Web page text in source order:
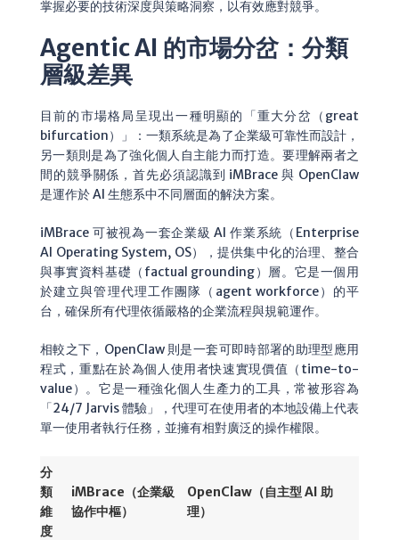
掌握必要的技術深度與策略洞察，以有效應對競爭。
Agentic AI 的市場分岔：分類
層級差異
目前的市場格局呈現出一種明顯的「重大分岔（great
bifurcation）」：一類系統是為了企業級可靠性而設計，
另一類則是為了強化個人自主能力而打造。要理解兩者之
間的競爭關係，首先必須認識到 iMBrace 與 OpenClaw
是運作於 AI 生態系中不同層面的解決方案。
iMBrace 可被視為一套企業級 AI 作業系統（Enterprise
AI Operating System, OS），提供集中化的治理、整合
與事實資料基礎（factual grounding）層。它是一個用
於建立與管理代理工作團隊（agent workforce）的平
台，確保所有代理依循嚴格的企業流程與規範運作。
相較之下，OpenClaw 則是一套可即時部署的助理型應用
程式，重點在於為個人使用者快速實現價值（time-to-
value）。它是一種強化個人生產力的工具，常被形容為
「24/7 Jarvis 體驗」，代理可在使用者的本地設備上代表
單一使用者執行任務，並擁有相對廣泛的操作權限。
分
類
維
度
iMBrace（企業級
協作中樞）
OpenClaw（自主型 AI 助
理）